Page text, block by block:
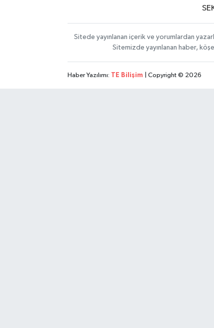
Sitede yayınlanan içerik ve yorumlardan
Sitemizde yayınlanan haber,
Haber Yazılımı: TE Bilişim | Copyright © 2026